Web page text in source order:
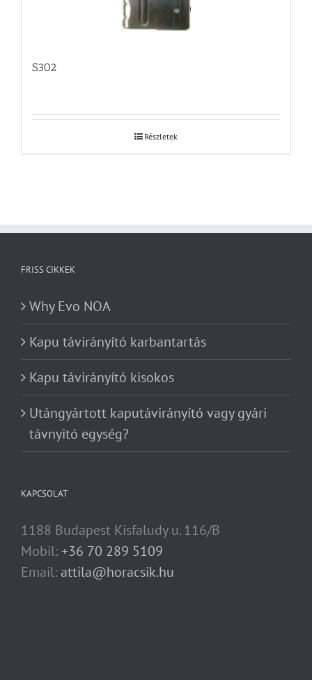
S302
Részletek
FRISS CIKKEK
Why Evo NOA
Kapu távirányító karbantartás
Kapu távirányító kisokos
Utángyártott kaputávirányító vagy gyári
távnyitó egység?
KAPCSOLAT
1188 Budapest Kisfaludy u. 116/B
Mobil:+36 70 289 5109
Email: attila@horacsik.hu